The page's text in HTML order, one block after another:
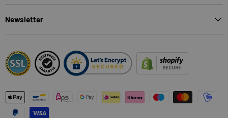
Newsletter
Zahlungsmethoden